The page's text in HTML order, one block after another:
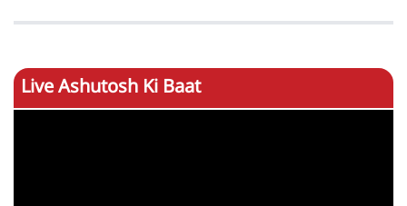
Live Ashutosh Ki Baat